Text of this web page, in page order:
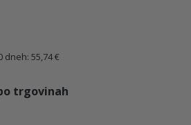
dneh: 55,74€
trgovinah